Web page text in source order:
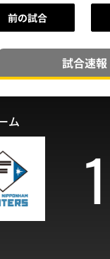
前の試合
試合速報
ム
1